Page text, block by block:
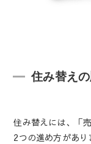
住み替え
住み替えには、「
2つの進め方があり